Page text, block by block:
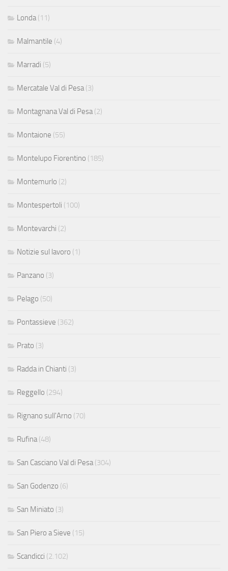
Londa(11)
Malmantile (4)
Marradi (5)
Mercatale Val di Pesa(3)
Montagnana Val di Pesa(2)
Montaione (55)
Montelupo Fiorentino (185)
Montemurlo (2)
Montespertoli (100)
Montevarchi (2)
Notizie sul lavoro (1)
Panzano (3)
Pelago (50)
Pontassieve (362)
Prato (3)
Radda in Chianti (3)
Reggello (294)
Rignano sull'Arno (70)
Rufina(48)
San Casciano Val di Pesa(304)
San Godenzo (6)
San Miniato (3)
San Piero a Sieve (15)
Scandicci (2.102)